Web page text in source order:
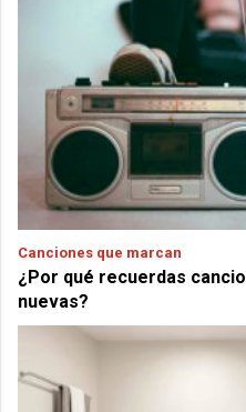
Canciones que marcan
¿Por qué recuerdas
nuevas?